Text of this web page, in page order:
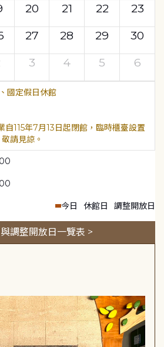
20 21 22
23
27 28 29
30
3 4 5 6
國定假日休館
自115年7月13日起閉館，臨時櫃臺設置
請見諒。
今日 休館日 調整開放日
調整開放日一覽表 >